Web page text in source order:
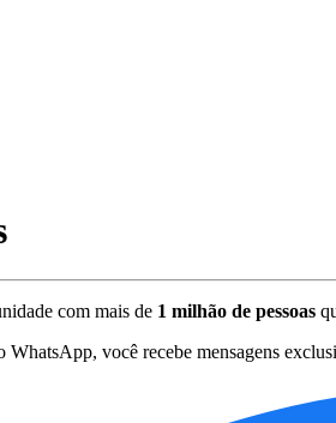
com mais de 1 milhão de pessoas
WhatsApp, você recebe mensagens